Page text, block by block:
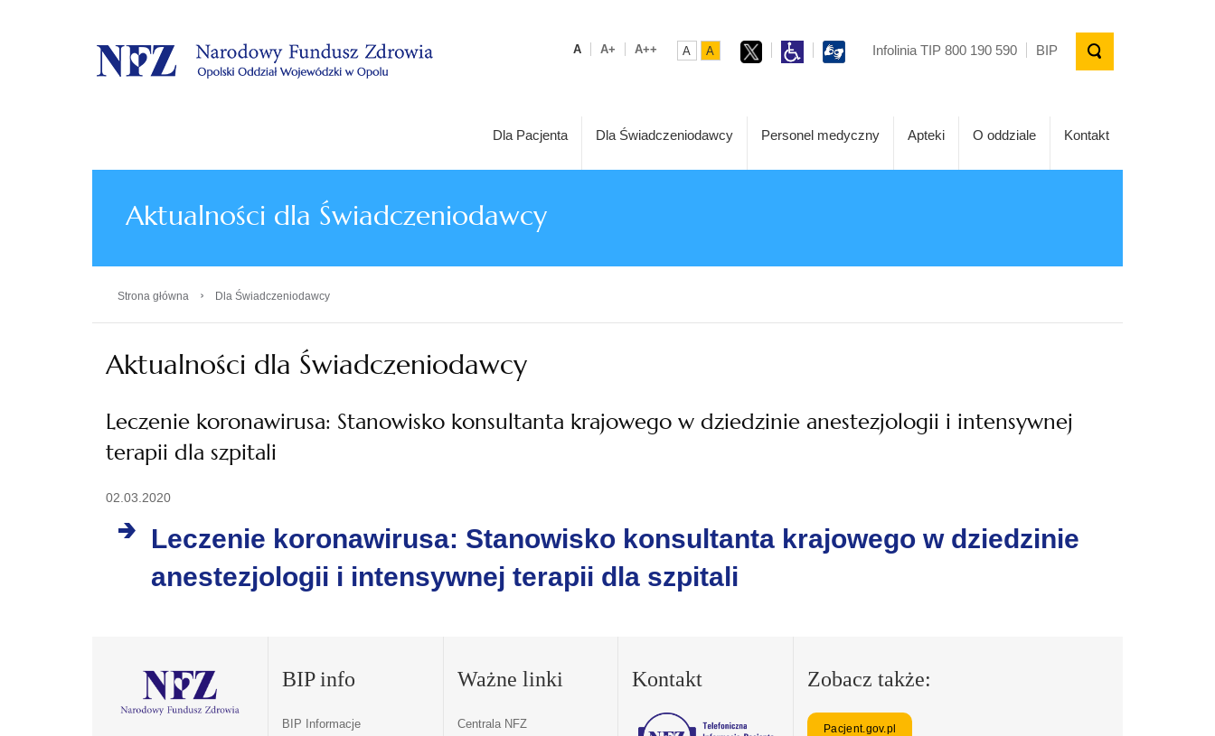
. A A+ A++ A A Infolinia TIP 800 190 590 BIP
Dla Pacjenta Dla Świadczeniodawcy Personel medyczny Apteki O oddziale Kontakt
Aktualności dla Świadczeniodawcy
Strona główna › Dla Świadczeniodawcy
Aktualności dla Świadczeniodawcy
Leczenie koronawirusa: Stanowisko konsultanta krajowego w dziedzinie anestezjologii i intensywnej
terapii dla szpitali
02.03.2020
Leczenie koronawirusa: Stanowisko konsultanta krajowego w dziedzinie
anestezjologii i intensywnej terapii dla szpitali
BIP info
BIP Informacje
Ważne linki
Centrala NFZ
Kontakt Zobacz także:
Pacjent.gov.pl